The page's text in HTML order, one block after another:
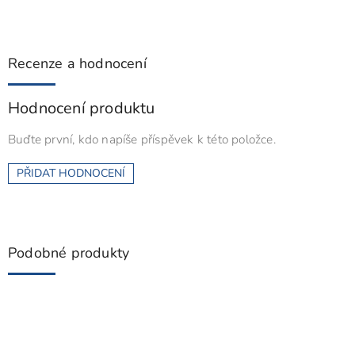
Recenze a hodnocení
Hodnocení produktu
Buďte první, kdo napíše příspěvek k této položce.
PŘIDAT HODNOCENÍ
Podobné produkty